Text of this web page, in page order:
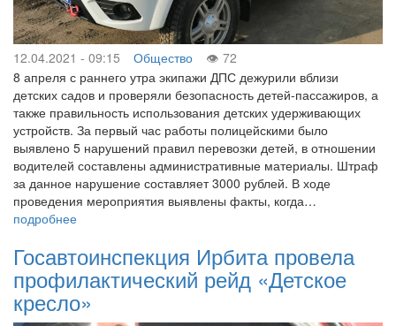
12.04.2021 - 09:15 Общество
72
8 апреля с раннего утра экипажи ДПС дежурили вблизи
детских садов и проверяли безопасность детей-пассажиров, а
также правильность использования детских удерживающих
устройств. За первый час работы полицейскими было
выявлено 5 нарушений правил перевозки детей, в отношении
водителей составлены административные материалы. Штраф
за данное нарушение составляет 3000 рублей. В ходе
проведения мероприятия выявлены факты, когда…
подробнее
Госавтоинспекция Ирбита провела
профилактический рейд «Детское
кресло»